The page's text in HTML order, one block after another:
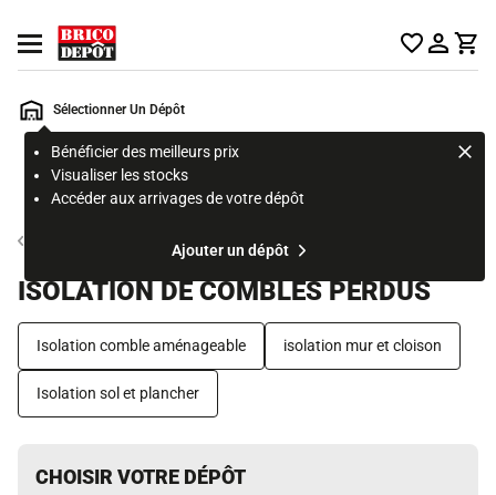
Ouvrir le menu
Sélectionner Un Dépôt
Bénéficier des meilleurs prix
Visualiser les stocks
Accéder aux arrivages de votre dépôt
Ajouter un dépôt
Rechercher
page
ISOLATION DE COMBLES PERDUS
Isolation comble aménageable isolation mur et cloison
Isolation sol et plancher
CHOISIR VOTRE DÉPÔT